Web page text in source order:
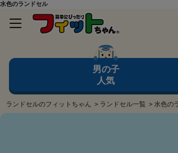
水色のランドセル
男の子
人気
ランドセルのフィットちゃん > ランドセル一覧 > 水色の